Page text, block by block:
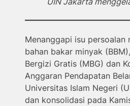
Menanggapi isu persoalan
bahan bakar minyak
Bergizi Gratis (MBG) dan
Anggaran Pendapatan
Universitas Islam Negeri
dan konsolidasi pada